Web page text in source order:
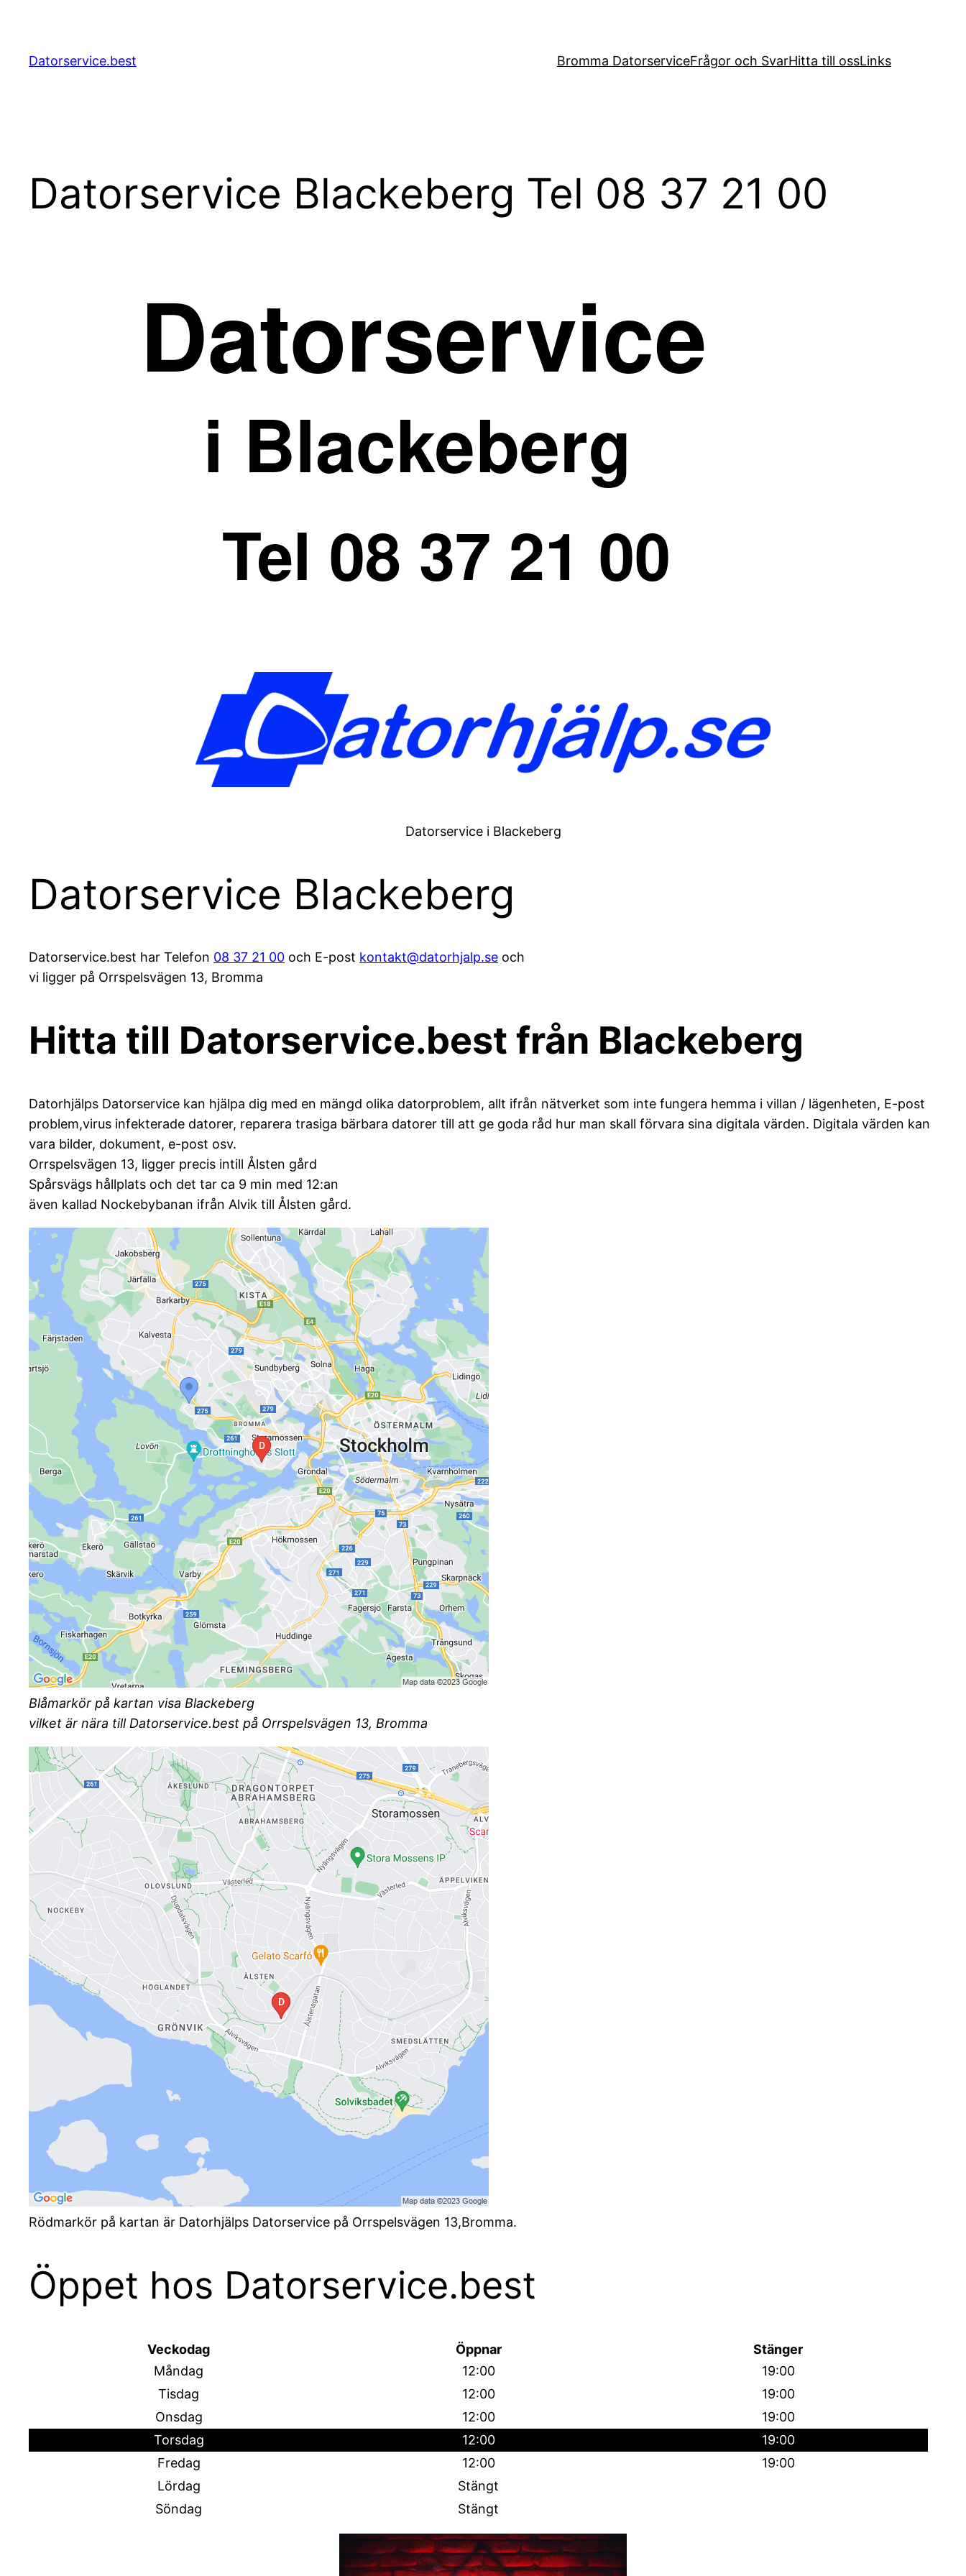
innehåll
Datorservice.best Bromma DatorserviceFrågor och SvarHitta till ossLinks
Datorservice Blackeberg Tel 08 37 21 00
Datorservice i Blackeberg
Datorservice Blackeberg
Datorservice.best har Telefon 08 37 21 00 och E-post kontakt@datorhjalp.se och
vi ligger på Orrspelsvägen 13, Bromma
Hitta till Datorservice.best från Blackeberg
Datorhjälps Datorservice kan hjälpa dig med en mängd olika datorproblem, allt ifrån nätverket som inte fungera hemma i villan / lägenheten, E-post
problem,virus infekterade datorer, reparera trasiga bärbara datorer till att ge goda råd hur man skall förvara sina digitala värden. Digitala värden kan
vara bilder, dokument, e-post osv.
Orrspelsvägen 13, ligger precis intill Ålsten gård
Spårsvägs hållplats och det tar ca 9 min med 12:an
även kallad Nockebybanan ifrån Alvik till Ålsten gård.
Blåmarkör på kartan visa Blackeberg
vilket är nära till Datorservice.best på Orrspelsvägen 13, Bromma
Rödmarkör på kartan är Datorhjälps Datorservice på Orrspelsvägen 13,Bromma.
Öppet hos Datorservice.best
Veckodag Öppnar
Stänger
Måndag
12:00
19:00
Tisdag
12:00
19:00
Onsdag
12:00
19:00
Torsdag
12:00
19:00
Fredag
12:00
19:00
Lördag
Stängt
Söndag
Stängt